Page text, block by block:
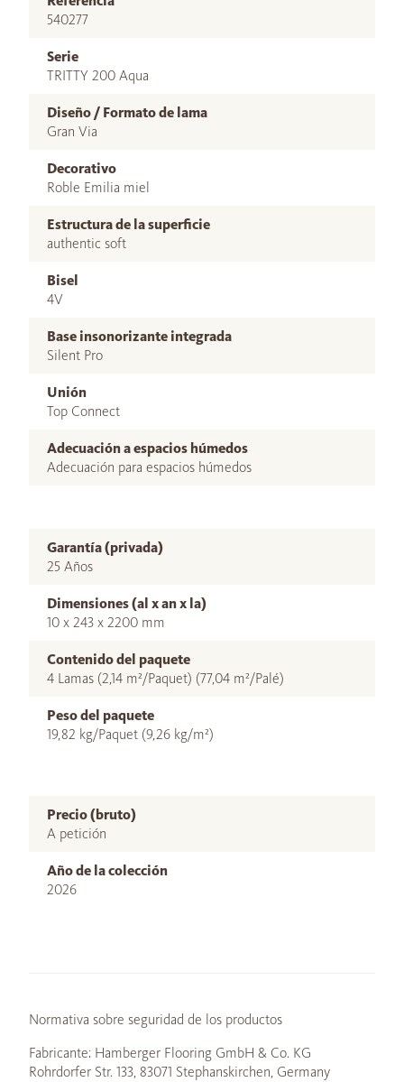
540277
Serie
TRITTY 200 Aqua
Diseño / Formato de lama
Gran Via
Decorativo
Roble Emilia miel
Estructura de la superficie
authentic soft
Bisel
4V
Base insonorizante integrada
Silent Pro
Unión
Top Connect
Adecuación a espacios húmedos
Adecuación para espacios húmedos
Garantía (privada)
25 Años
Dimensiones (al x an x la)
10 x 243 x 2200 mm
Contenido del paquete
4 Lamas (2,14 m²/Paquet) (77,04 m²/Palé)
Peso del paquete
19,82 kg/Paquet (9,26 kg/m²)
Precio (bruto)
A petición
Año de la colección
2026
Normativa sobre seguridad de los productos
Fabricante: Hamberger Flooring GmbH & Co. KG
Rohrdorfer Str. 133, 83071 Stephanskirchen, Germany